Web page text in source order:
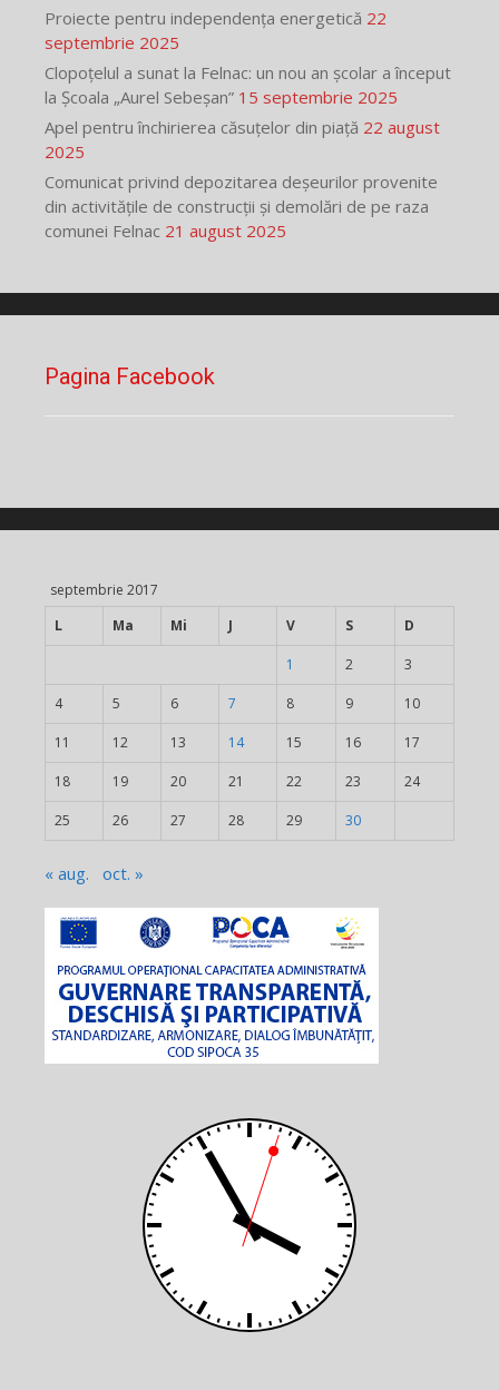
Proiecte pentru independența energetică 22
septembrie 2025
Clopoțelul a sunat la Felnac: un nou an școlar a început
la Școala „Aurel Sebeșan” 15 septembrie 2025
Apel pentru închirierea căsuțelor din piață 22 august
2025
Comunicat privind depozitarea deșeurilor provenite
din activitățile de construcții și demolări de pe raza
comunei Felnac 21 august 2025
Pagina Facebook
septembrie 2017
L
Ma Mi J V S D
1 2 3
4 5 6 7 8 9 10
11 12 13 14 15 16 17
18 19 20 21 22 23 24
25 26 27 28 29 30
« aug. oct. »